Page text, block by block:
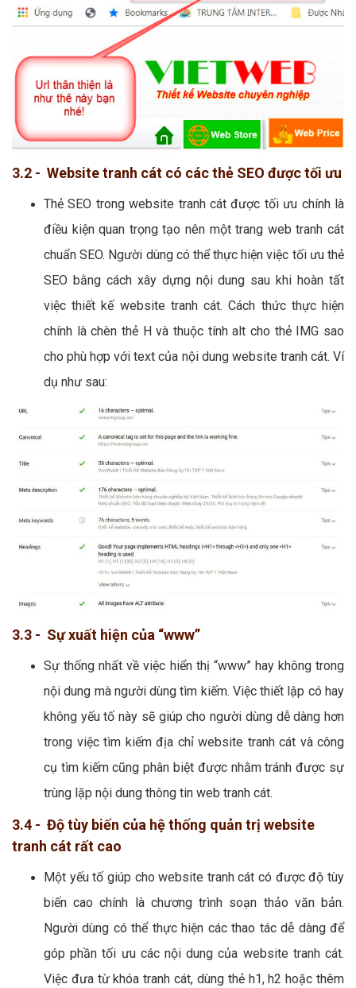
3.2 - Website tranh cát có các thẻ SEO được tối ưu
Thẻ SEO trong website tranh cát được tối ưu chính là
điều kiện quan trọng tạo nên một trang web tranh cát
chuẩn SEO. Người dùng có thể thực hiện việc tối ưu thẻ
SEO bằng cách xây dựng nội dung sau khi hoàn tất
việc thiết kế website tranh cát. Cách thức thực hiện
chính là chèn thẻ H và thuộc tính alt cho thẻ IMG sao
cho phù hợp với text của nội dung website tranh cát. Ví
dụ như sau:
3.3 - Sự xuất hiện của “www”
Sự thống nhất về việc hiển thị “www” hay không trong
nội dung mà người dùng tìm kiếm. Việc thiết lập có hay
không yếu tố này sẽ giúp cho người dùng dễ dàng hơn
trong việc tìm kiếm địa chỉ website tranh cát và công
cụ tìm kiếm cũng phân biệt được nhằm tránh được sự
trùng lặp nội dung thông tin web tranh cát.
3.4 - Độ tùy biến của hệ thống quản trị website
tranh cát rất cao
Một yếu tố giúp cho website tranh cát có được độ tùy
biến cao chính là chương trình soạn thảo văn bản.
Người dùng có thể thực hiện các thao tác dễ dàng để
góp phần tối ưu các nội dung của website tranh cát.
Việc đưa từ khóa tranh cát, dùng thẻ h1, h2 hoặc thêm